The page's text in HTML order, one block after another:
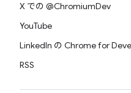
X での @ChromiumDev
YouTube
LinkedIn の Chrome for
RSS